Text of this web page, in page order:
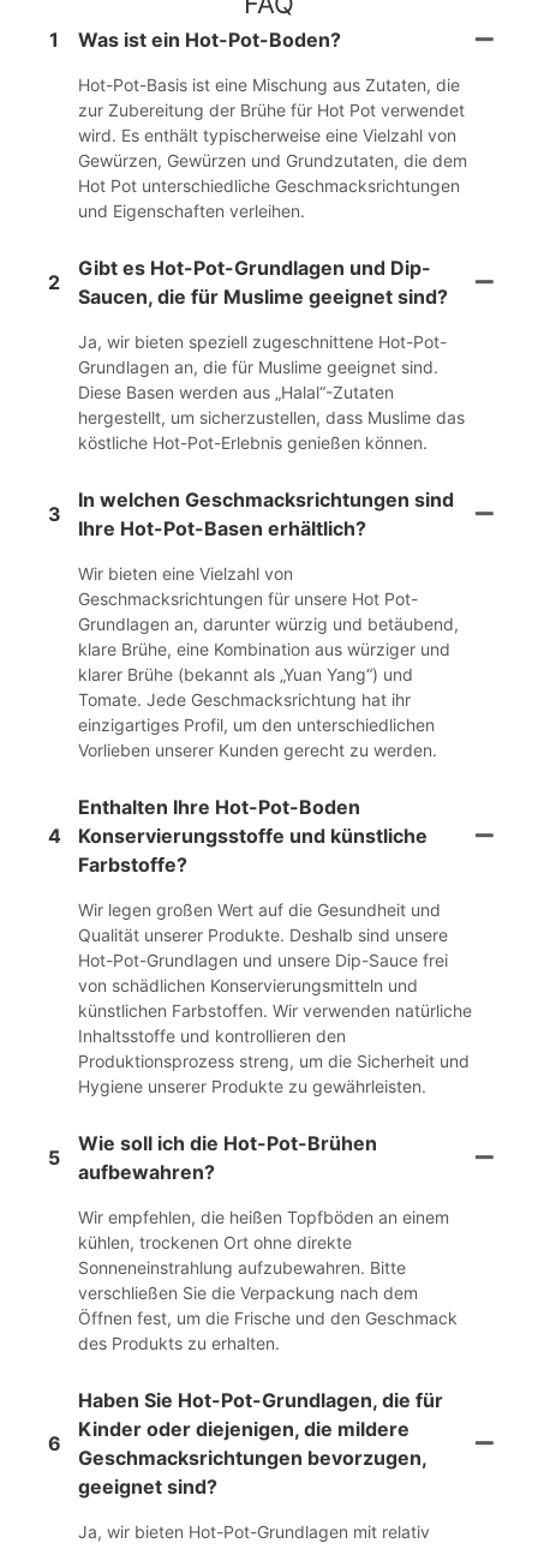
1 Was ist ein Hot-Pot-Boden?
Hot-Pot-Basis ist eine Mischung aus Zutaten, die
zur Zubereitung der Brühe für Hot Pot verwendet
wird. Es enthält typischerweise eine Vielzahl von
Gewürzen, Gewürzen und Grundzutaten, die dem
Hot Pot unterschiedliche Geschmacksrichtungen
und Eigenschaften verleihen.
2
Gibt es Hot-Pot-Grundlagen und Dip-
Saucen, die für Muslime geeignet sind?
Ja, wir bieten speziell zugeschnittene Hot-Pot-
Grundlagen an, die für Muslime geeignet sind.
Diese Basen werden aus „Halal“-Zutaten
hergestellt, um sicherzustellen, dass Muslime das
köstliche Hot-Pot-Erlebnis genießen können.
3
In welchen Geschmacksrichtungen sind
Ihre Hot-Pot-Basen erhältlich?
Wir bieten eine Vielzahl von
Geschmacksrichtungen für unsere Hot Pot-
Grundlagen an, darunter würzig und betäubend,
klare Brühe, eine Kombination aus würziger und
klarer Brühe (bekannt als „Yuan Yang“) und
Tomate. Jede Geschmacksrichtung hat ihr
einzigartiges Profil, um den unterschiedlichen
Vorlieben unserer Kunden gerecht zu werden.
4
Enthalten Ihre Hot-Pot-Boden
Konservierungsstoffe und künstliche
Farbstoffe?
Wir legen großen Wert auf die Gesundheit und
Qualität unserer Produkte. Deshalb sind unsere
Hot-Pot-Grundlagen und unsere Dip-Sauce frei
von schädlichen Konservierungsmitteln und
künstlichen Farbstoffen. Wir verwenden natürliche
Inhaltsstoffe und kontrollieren den
Produktionsprozess streng, um die Sicherheit und
Hygiene unserer Produkte zu gewährleisten.
5
Wie soll ich die Hot-Pot-Brühen
aufbewahren?
Wir empfehlen, die heißen Topfböden an einem
kühlen, trockenen Ort ohne direkte
Sonneneinstrahlung aufzubewahren. Bitte
verschließen Sie die Verpackung nach dem
Öffnen fest, um die Frische und den Geschmack
des Produkts zu erhalten.
6
Haben Sie Hot-Pot-Grundlagen, die für
Kinder oder diejenigen, die mildere
Geschmacksrichtungen bevorzugen,
geeignet sind?
Ja, wir bieten Hot-Pot-Grundlagen mit relativ